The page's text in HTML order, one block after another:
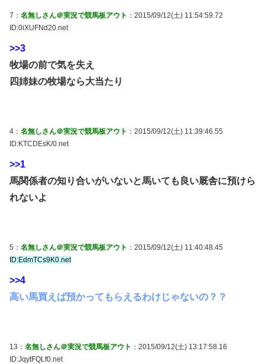
7： 名無しさん＠実況で競馬板アウト ：2015/09/12(土) 11:54:59.72
ID:0iXUFNd20.net
>>3
牧場の前で気を失え
四姉妹の牧場なら大当たり
4： 名無しさん＠実況で競馬板アウト ：2015/09/12(土) 11:39:46.55
ID:KTCDEsK/0.net
>>1
馬関係者の知り合いがいないと馬いても良い厩舎に預けら
れないよ
5： 名無しさん＠実況で競馬板アウト ：2015/09/12(土) 11:40:48.45
ID:EdmTCs9K0.net
>>4
高い馬買えば預かってもらえるわけじゃないの？？
13： 名無しさん＠実況で競馬板アウト ：2015/09/12(土) 13:17:58.16
ID:JqytFQLf0.net